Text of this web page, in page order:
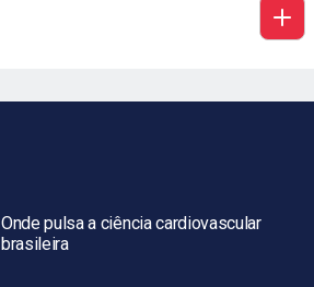
Onde pulsa a ciência cardiovascular
brasileira